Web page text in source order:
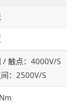
/ 触点：4000V/S
：2500V/S